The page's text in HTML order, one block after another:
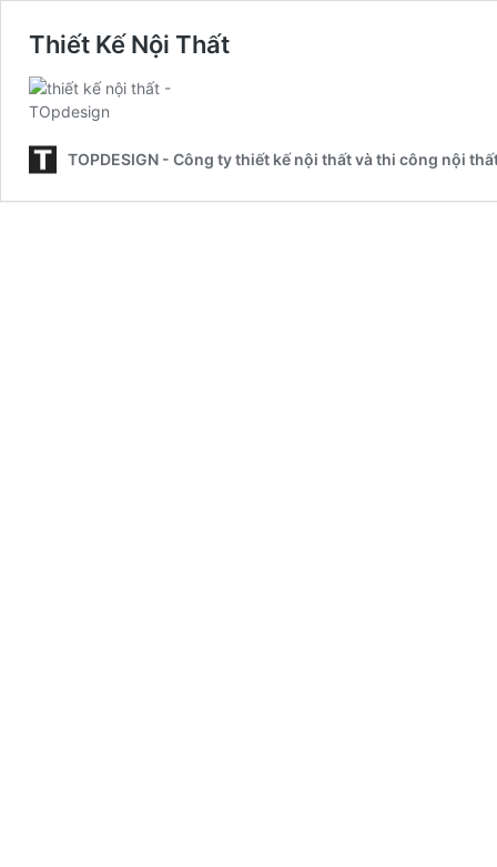
Thiết Kế Nội Thất
TOPDESIGN - Công ty thiết kế nội thất và thi công nội